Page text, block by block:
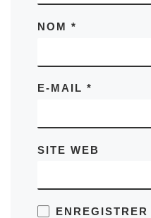
NOM *
E-MAIL *
SITE WEB